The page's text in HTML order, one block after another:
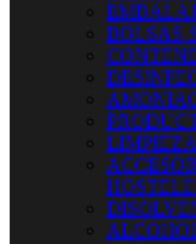
BOLSAS-